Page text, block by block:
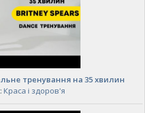
тренування на 35 хвилин
Краса і здоров'я